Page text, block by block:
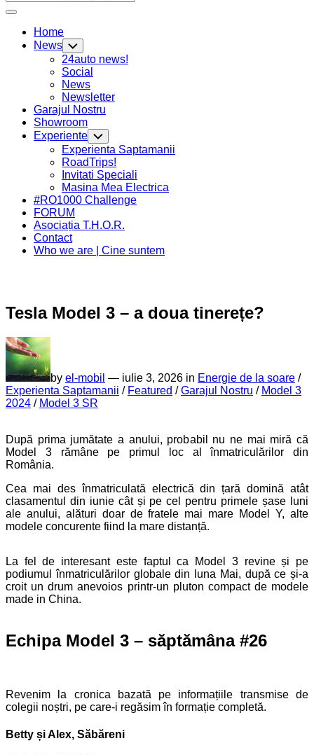
Expand
Home
News Toggle
Child
Menu
24auto news!
Social
News
Newsletter
Current
Page
Parent
Garajul Nostru
Showroom
Experiente Toggle
Child
Menu
Current
Page
Parent
Experienta Saptamanii
RoadTrips!
Invitati Speciali
Masina Mea Electrica
#RO1000 Challenge
FORUM
Asociația T.H.O.R.
Contact
Who we are | Cine suntem
Tesla Model 3 – a doua tinerețe?
by el-mobil — iulie 3, 2026 in Energie de la soare /
Experienta Saptamanii / Featured /Garajul Nostru / Model 3
2024 / Model 3 SR
După prima jumătate a anului, probabil nu ne mai miră că
Model 3 rămâne pe primul loc al înmatriculărilor din
România.
Cea mai des înmatriculată electrică din țară domină atât
clasamentul din iunie cât și pe cel pentru primele șase luni
ale anului, alături doar de fratele mai mare Model Y, alte
modele concurente fiind la mare distanță.
La fel de interesant este faptul ca Model 3 revine și pe
podiumul înmatriculărilor globale din luna Mai, după ce și-a
croit un drum anevoios printr-un pluton compact de modele
made in China.
Echipa Model 3 – săptămâna #26
Revenim la cronica bazată pe informațiile transmise de
colegii noștri, pe care-i regăsim în formație completă.
Betty și Alex, Săbăreni